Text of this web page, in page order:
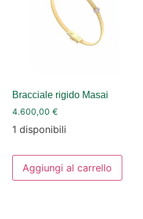
Bracciale rigido Masai
4.600,00 €
1 disponibili
Aggiungi al carrello